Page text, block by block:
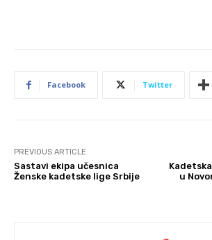
Facebook Twitter
PREVIOUS ARTICLE
Sastavi ekipa učesnica
Ženske kadetske lige Srbije
u